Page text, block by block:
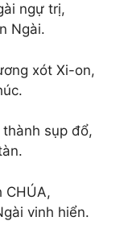
ngự trị,
Ngài.
xót Xi-on,
sụp đổ,
CHÚA,
vinh hiển.